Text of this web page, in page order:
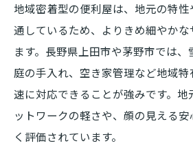
地域密着型の便利屋は、地元の特
通しているため、よりきめ細やか
ます。長野県上田市や茅野市では
庭の手入れ、空き家管理など地域
速に対応できることが強みです。地
ットワークの軽さや、顔の見える
く評価されています。